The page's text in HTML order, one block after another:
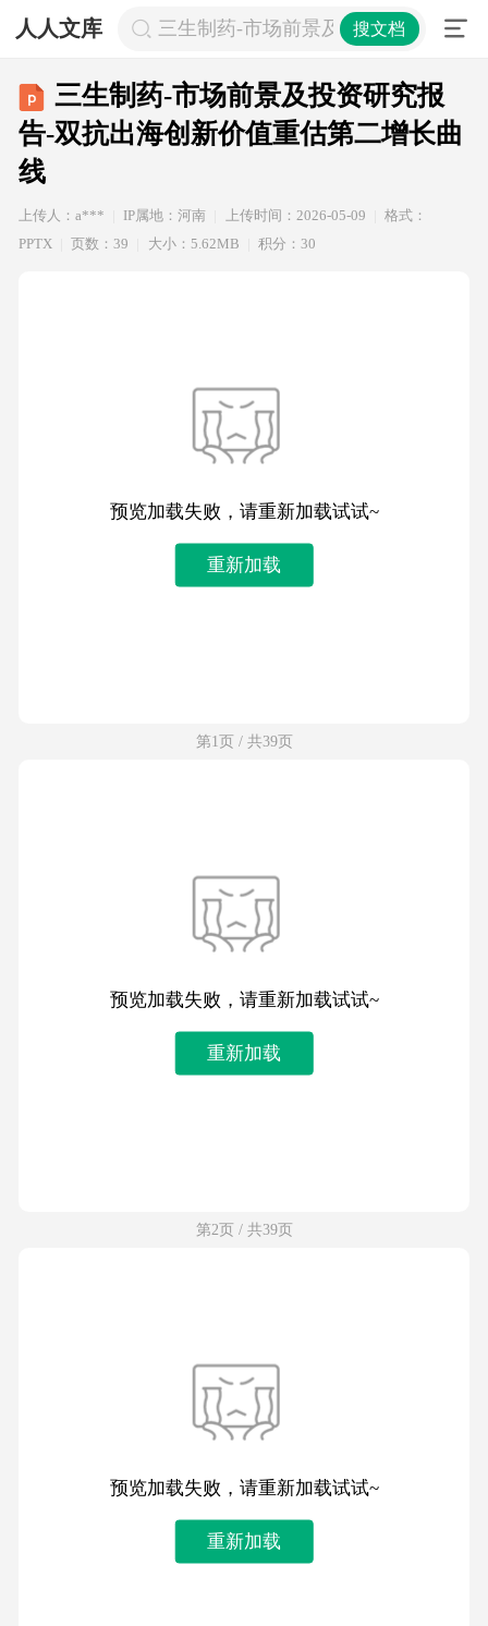
人人文库 三生制药-市场前景及投资研究报告-
搜文档
三生制药-市场前景及投资研究报
告-双抗出海创新价值重估第二增长曲
线
上传人：a*** IP属地：河南 上传时间：2026-05-09
格式：
PPTX
页数：39 大小：5.62MB 积分：30
预览加载失败，请重新加载试试~
重新加载
第1页 / 共39页
预览加载失败，请重新加载试试~
重新加载
第2页 / 共39页
预览加载失败，请重新加载试试~
重新加载